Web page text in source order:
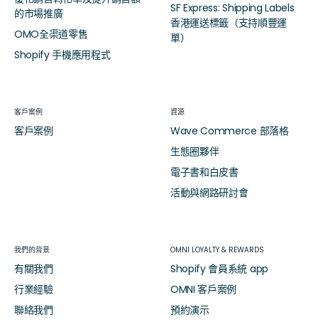
的市場推廣
OMO全渠道零售
Shopify 手機應用程式
SF Express: Shipping Labels
香港運送標籤（支持順豐運
單）
客戶案例
客戶案例
資源
Wave Commerce 部落格
生態圈夥伴
電子書和白皮書
活動與網路研討會
我們的背景
有關我們
行業經驗
聯絡我們
OMNI LOYALTY & REWARDS
Shopify 會員系統 app
OMNI 客戶案例
預約演示